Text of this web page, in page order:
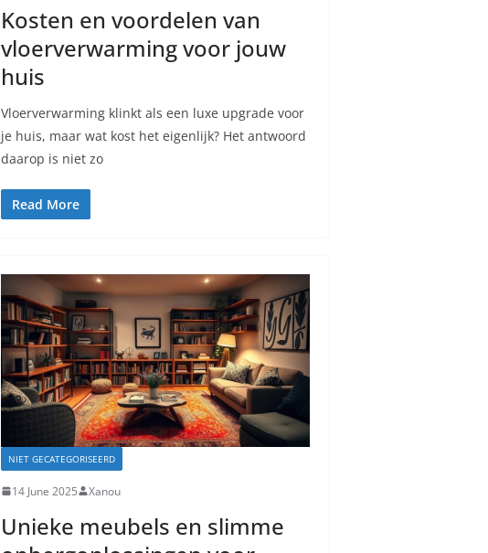
Kosten en voordelen van
vloerverwarming voor jouw
huis
Vloerverwarming klinkt als een luxe upgrade voor
je huis, maar wat kost het eigenlijk? Het antwoord
daarop is niet zo
Read More
NIET GECATEGORISEERD
14 June 2025 Xanou
Unieke meubels en slimme